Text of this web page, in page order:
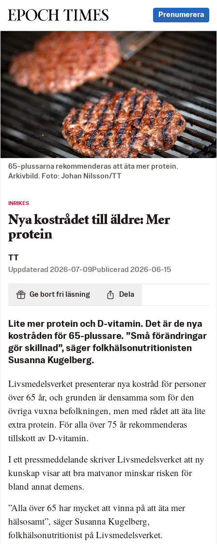
Svenska Epoch Times Prenumerera
65-plussarna rekommenderas att äta mer protein.
Arkivbild. Foto: Johan Nilsson/TT
INRIKES
Nya kostrådet till äldre: Mer
protein
TT
Uppdaterad 2026-07-09 Publicerad 2026-06-15
Ge bort fri läsning Dela
Lite mer protein och D-vitamin. Det är de nya
kostråden för 65-plussare. ”Små förändringar
gör skillnad”, säger folkhälsonutritionisten
Susanna Kugelberg.
Livsmedelsverket presenterar nya kostråd för personer
över 65 år, och grunden är densamma som för den
övriga vuxna befolkningen, men med rådet att äta lite
extra protein. För alla över 75 år rekommenderas
tillskott av D-vitamin.
I ett pressmeddelande skriver Livsmedelsverket att ny
kunskap visar att bra matvanor minskar risken för
bland annat demens.
”Alla över 65 har mycket att vinna på att äta mer
hälsosamt”, säger Susanna Kugelberg,
folkhälsonutritionist på Livsmedelsverket.